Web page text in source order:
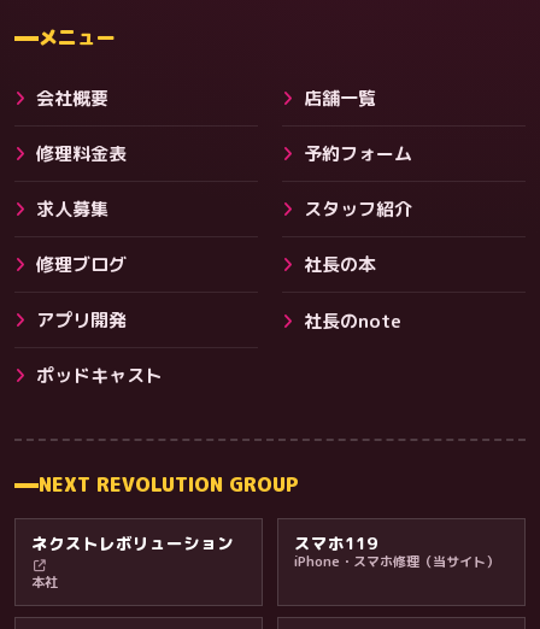
その他サービス
料金
メニュー
会社概要 店舗一覧
修理料金表 予約フォーム
求人募集 スタッフ紹介
修理ブログ 社長の本
アプリ開発 社長のnote
ポッドキャスト
NEXT REVOLUTION GROUP
ネクストレボリューション
本社
スマホ119
iPhone・スマホ修理（当サイト）